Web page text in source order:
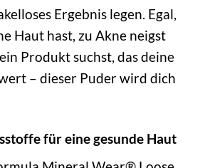
Ergebnis legen. Egal,
Haut hast, zu Akne neigst
Produkt suchst, das deine
– dieser Puder wird dich
für eine gesunde Haut